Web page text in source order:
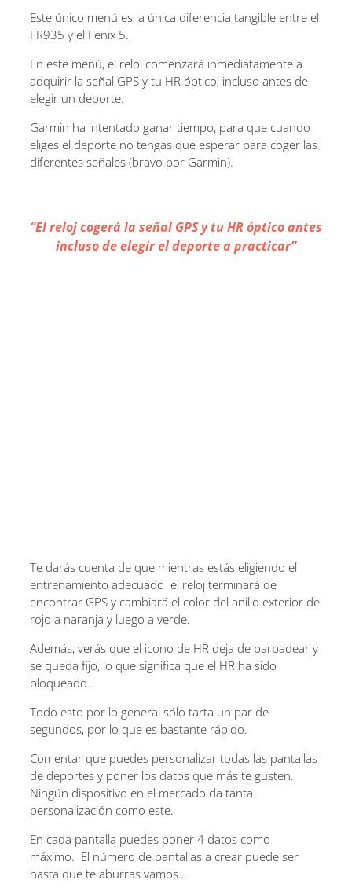
Este único menú es la única diferencia tangible entre el
FR935 y el Fenix ​​5.
En este menú, el reloj comenzará inmediatamente a
adquirir la señal GPS y tu HR óptico, incluso antes de
elegir un deporte.
Garmin ha intentado ganar tiempo, para que cuando
eliges el deporte no tengas que esperar para coger las
diferentes señales (bravo por Garmin).
“El reloj cogerá la señal GPS y tu HR óptico antes
incluso de elegir el deporte a practicar”
Te darás cuenta de que mientras estás eligiendo el
entrenamiento adecuado el reloj terminará de
encontrar GPS y cambiará el color del anillo exterior de
rojo a naranja y luego a verde.
Además, verás que el icono de HR deja de parpadear y
se queda fijo, lo que significa que el HR ha sido
bloqueado.
Todo esto por lo general sólo tarta un par de
segundos, por lo que es bastante rápido.
Comentar que puedes personalizar todas las pantallas
de deportes y poner los datos que más te gusten.
Ningún dispositivo en el mercado da tanta
personalización como este.
En cada pantalla puedes poner 4 datos como
máximo. El número de pantallas a crear puede ser
hasta que te aburras vamos…